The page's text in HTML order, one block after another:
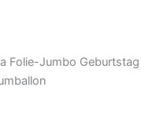
Folie-Jumbo Geburtstag